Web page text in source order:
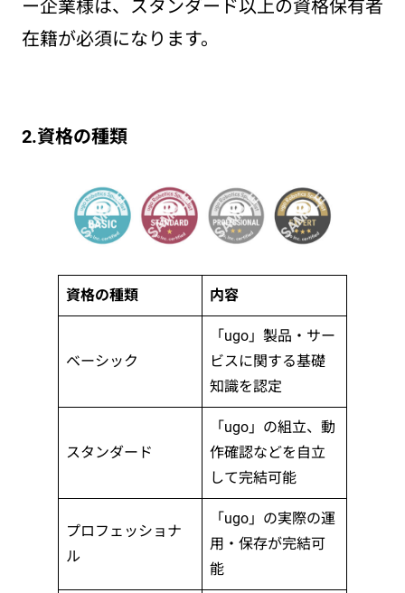
ー企業様は、スタンダード以上の資格保有者
在籍が必須になります。
2.資格の種類
資格の種類 内容
ベーシック
「ugo」製品・サー
ビスに関する基礎
知識を認定
スタンダード
「ugo」の組立、動
作確認などを自立
して完結可能
プロフェッショナ
ル
「ugo」の実際の運
用・保存が完結可
能